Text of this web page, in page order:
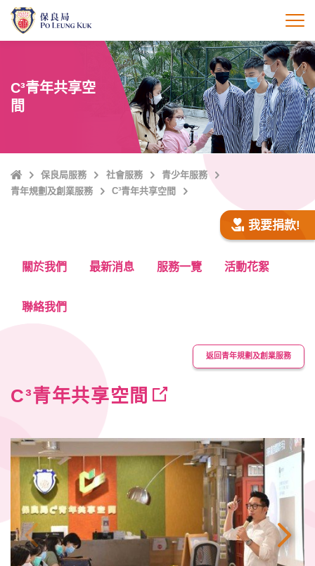
打
C³青年共享空
間
主
頁
保良局服務 社會服務
青少年服務
青年規劃及創業服務
C³青年共享空間
我要捐款!
關於我們 最新消息 服務一覽 活動花絮
聯絡我們
返回青年規劃及創業服務
C³青年共享空間